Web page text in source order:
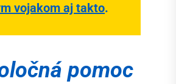
vojakom aj takto.
pomoc